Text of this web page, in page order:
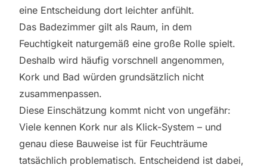
eine Entscheidung dort leichter anfühlt.
Das Badezimmer gilt als Raum, in dem
Feuchtigkeit naturgemäß eine große Rolle spielt.
Deshalb wird häufig vorschnell angenommen,
Kork und Bad würden grundsätzlich nicht
zusammenpassen.
Diese Einschätzung kommt nicht von ungefähr:
Viele kennen Kork nur als Klick-System – und
genau diese Bauweise ist für Feuchträume
tatsächlich problematisch. Entscheidend ist dabei,